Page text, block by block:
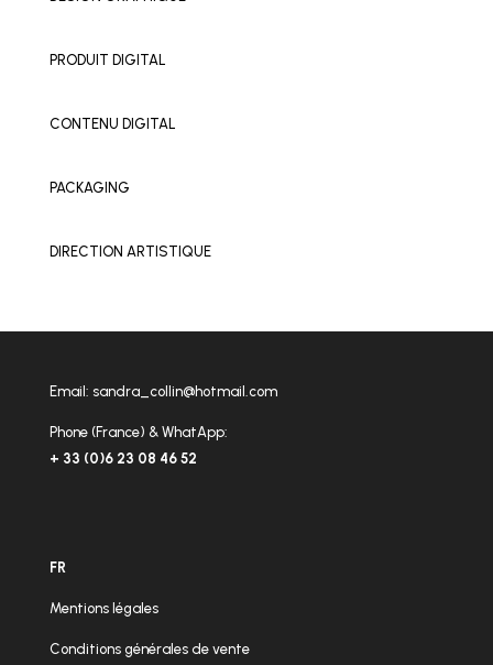
PRODUIT DIGITAL
CONTENU DIGITAL
PACKAGING
DIRECTION ARTISTIQUE
Email: sandra_collin@hotmail.com
Phone (France) & WhatApp:
+ 33 (0)6 23 08 46 52
FR
Mentions légales
Conditions générales de vente